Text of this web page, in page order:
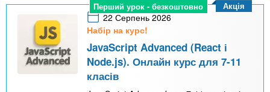
Перший урок - безкоштовно
22 Серпень 2026
Набір на курс!
JavaScript Advanced (React і
Node.js). Онлайн курс для 7-11
класів
Акція